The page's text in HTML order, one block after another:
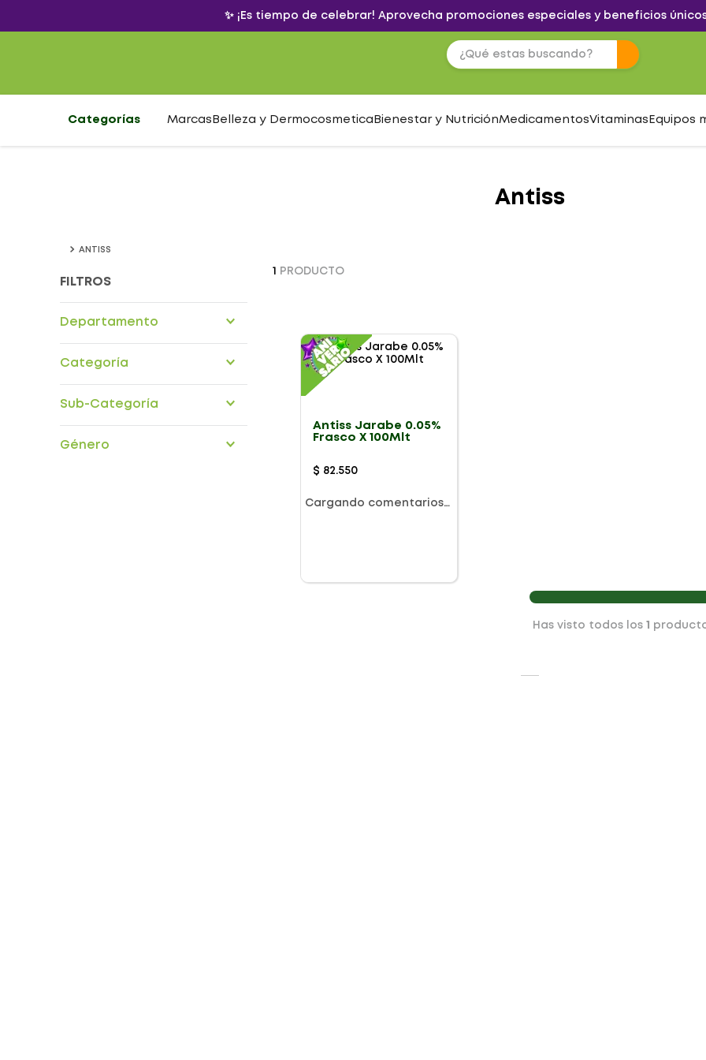
✨ ¡Es tiempo de celebrar! Aprovecha promociones especiales y beneficios
Categorías Marcas Belleza y Dermocosmetica Bienestar y NutriciónMedicamentosVitaminas Equipos
Antiss
ANTISS
FILTROS
Departamento
Categoría
Sub-Categoría
Género
1 PRODUCTO
Antiss Jarabe 0.05%
Frasco X 100Mlt
$ 82.550
Cargando comentarios…
Has visto todos los 1